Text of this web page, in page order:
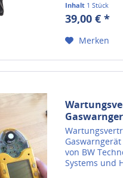
Inhalt 1 Stück
39,00 € *
Merken
von BW
Systems und